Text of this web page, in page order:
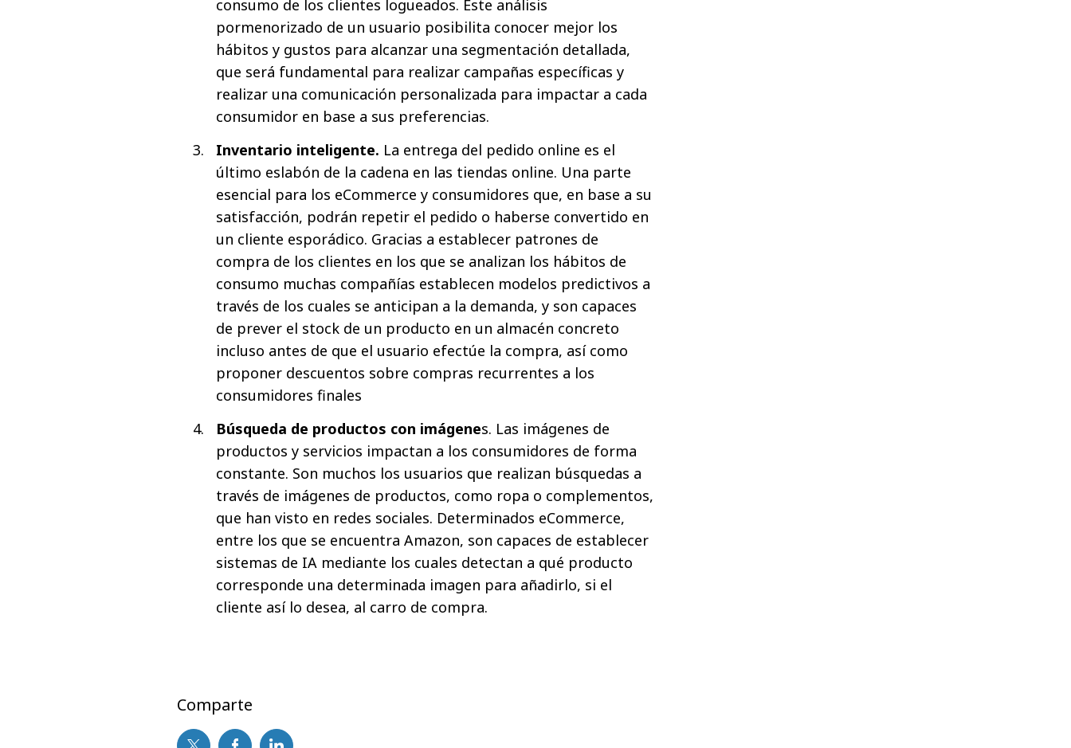
consumo de los clientes logueados. Este análisis
pormenorizado de un usuario posibilita conocer mejor los
hábitos y gustos para alcanzar una segmentación detallada,
que será fundamental para realizar campañas específicas y
realizar una comunicación personalizada para impactar a cada
consumidor en base a sus preferencias.
Inventario inteligente. La entrega del pedido online es el
último eslabón de la cadena en las tiendas online. Una parte
esencial para los eCommerce y consumidores que, en base a su
satisfacción, podrán repetir el pedido o haberse convertido en
un cliente esporádico. Gracias a establecer patrones de
compra de los clientes en los que se analizan los hábitos de
consumo muchas compañías establecen modelos predictivos a
través de los cuales se anticipan a la demanda, y son capaces
de prever el stock de un producto en un almacén concreto
incluso antes de que el usuario efectúe la compra, así como
proponer descuentos sobre compras recurrentes a los
consumidores finales
Búsqueda de productos con imágenes. Las imágenes de
productos y servicios impactan a los consumidores de forma
constante. Son muchos los usuarios que realizan búsquedas a
través de imágenes de productos, como ropa o complementos,
que han visto en redes sociales. Determinados eCommerce,
entre los que se encuentra Amazon, son capaces de establecer
sistemas de IA mediante los cuales detectan a qué producto
corresponde una determinada imagen para añadirlo, si el
cliente así lo desea, al carro de compra.
Comparte